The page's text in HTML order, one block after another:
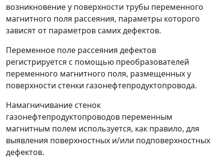
возникновение у поверхности трубы переменного
магнитного поля рассеяния, параметры которого
зависят от параметров самих дефектов.
Переменное поле рассеяния дефектов
регистрируется с помощью преобразователей
переменного магнитного поля, размещенных у
поверхности стенки газонефтепродуктопровода.
Намагничивание стенок
газонефтепродуктопроводов переменным
магнитным полем используется, как правило, для
выявления поверхностных и/или подповерхностных
дефектов.